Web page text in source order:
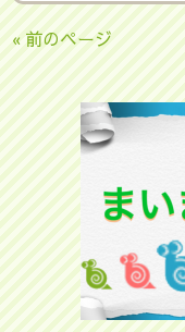
« 前のページ